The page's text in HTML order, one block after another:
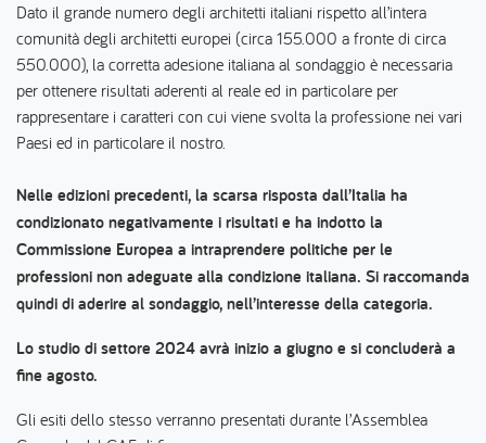
Dato il grande numero degli architetti italiani rispetto all’intera
comunità degli architetti europei (circa 155.000 a fronte di circa
550.000), la corretta adesione italiana al sondaggio è necessaria
per ottenere risultati aderenti al reale ed in particolare per
rappresentare i caratteri con cui viene svolta la professione nei vari
Paesi ed in particolare il nostro.
Nelle edizioni precedenti, la scarsa risposta dall’Italia ha
condizionato negativamente i risultati e ha indotto la
Commissione Europea a intraprendere politiche per le
professioni non adeguate alla condizione italiana. Si raccomanda
quindi di aderire al sondaggio, nell’interesse della categoria.
Lo studio di settore 2024 avrà inizio a giugno e si concluderà a
fine agosto.
Gli esiti dello stesso verranno presentati durante l’Assemblea